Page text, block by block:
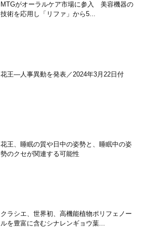
MTGがオーラルケア市場に参入 美容機器の
技術を応用し「リファ」から5...
花王―人事異動を発表／2024年3月22日付
花王、睡眠の質や日中の姿勢と、睡眠中の姿
勢のクセが関連する可能性
クラシエ、世界初、高機能植物ポリフェノー
ルを豊富に含むシナレンギョウ葉...